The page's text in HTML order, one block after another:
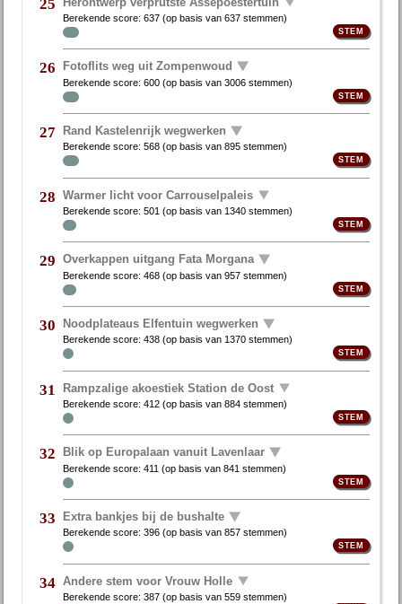
25
Berekende score:637 (op basis van637 stemmen)
26 Fotoflits weg uit Zompenwoud
Berekende score:600 (op basis van3006 stemmen)
27 Rand Kastelenrijk wegwerken
Berekende score:568 (op basis van895 stemmen)
28 Warmer licht voor Carrouselpaleis
Berekende score:501 (op basis van 1340 stemmen)
29 Overkappen uitgang Fata Morgana
Berekende score:468 (op basis van957 stemmen)
30 Noodplateaus Elfentuin wegwerken
Berekende score:438 (op basis van 1370 stemmen)
31 Rampzalige akoestiek Station de Oost
Berekende score:412 (op basis van884 stemmen)
32 Blik op Europalaan vanuit Lavenlaar
Berekende score:411 (op basis van841 stemmen)
33 Extra bankjes bij de bushalte
Berekende score:396 (op basis van857 stemmen)
34 Andere stem voor Vrouw Holle
Berekende score:387 (op basis van559 stemmen)